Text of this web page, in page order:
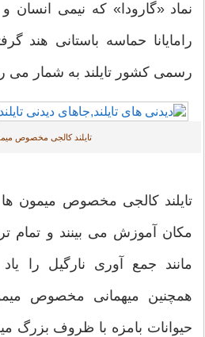
«گارودا» که نیمی انسان و
حماسه باستانی هند
کشور تایلند به شمار می
تایلند کالجی مخصوص میمون ها
کالجی مخصوص میمون ها
آموزش می بینند و تمام
جمع آوری نارگیل را یاد
میهمانی مخصوص میمون
بامزه با ظروف بزرگ میوه